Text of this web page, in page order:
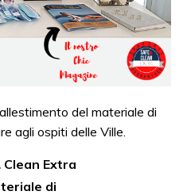
del materiale di
agli ospiti delle Ville.
Extra
di